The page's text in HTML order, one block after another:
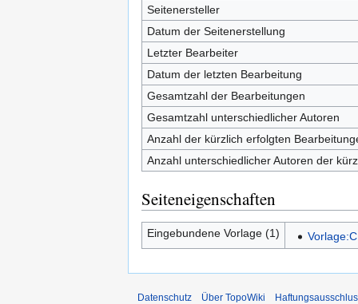
Seitenersteller
Datum der Seitenerstellung
Letzter Bearbeiter
Datum der letzten Bearbeitung
Gesamtzahl der Bearbeitungen
Gesamtzahl unterschiedlicher Autoren
Anzahl der kürzlich erfolgten
Anzahl unterschiedlicher Autoren der
Seiteneigenschaften
Eingebundene Vorlage (1) Vorlage:C
Datenschutz Über TopoWiki